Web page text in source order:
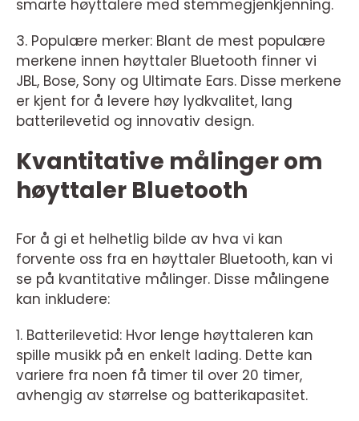
smarte høyttalere med stemmegjenkjenning.
3. Populære merker: Blant de mest populære
merkene innen høyttaler Bluetooth finner vi
JBL, Bose, Sony og Ultimate Ears. Disse merkene
er kjent for å levere høy lydkvalitet, lang
batterilevetid og innovativ design.
Kvantitative målinger om
høyttaler Bluetooth
For å gi et helhetlig bilde av hva vi kan
forvente oss fra en høyttaler Bluetooth, kan vi
se på kvantitative målinger. Disse målingene
kan inkludere:
1. Batterilevetid: Hvor lenge høyttaleren kan
spille musikk på en enkelt lading. Dette kan
variere fra noen få timer til over 20 timer,
avhengig av størrelse og batterikapasitet.